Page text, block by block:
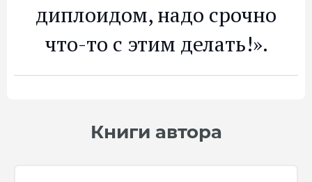
диплоидом, надо срочно
что-то с этим делать!».
Книги автора